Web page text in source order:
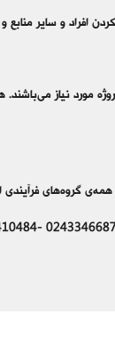
افراد و سایر منابع
مورد نیاز می‌باشند.